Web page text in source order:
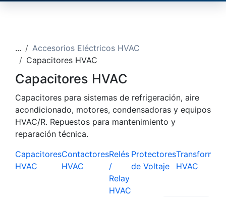
...
Accesorios Eléctricos HVAC
Capacitores HVAC
Capacitores HVAC
Capacitores para sistemas de refrigeración, aire
acondicionado, motores, condensadoras y equipos
HVAC/R. Repuestos para mantenimiento y
reparación técnica.
Capacitores
HVAC
Contactores
HVAC
Relés
/
Relay
HVAC
Protectores
de Voltaje
HVAC